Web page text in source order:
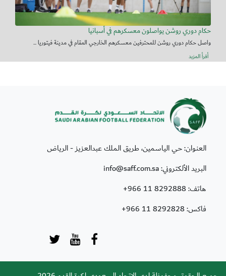
حكام دوري روشن يواصلون معسكرهم في أسبانيا
واصل حكام دوري روشن للمحترفين معسكرهم الخارجي المقام في مدينة فيتوريا ...
أقرأ المزيد
العنوان: حي الياسمين، طريق الملك عبدالعزيز - الرياض
البريد الألكتروني: info@saff.com.sa
هاتف:+966 11 8292888
فاكس:+966 11 8292828